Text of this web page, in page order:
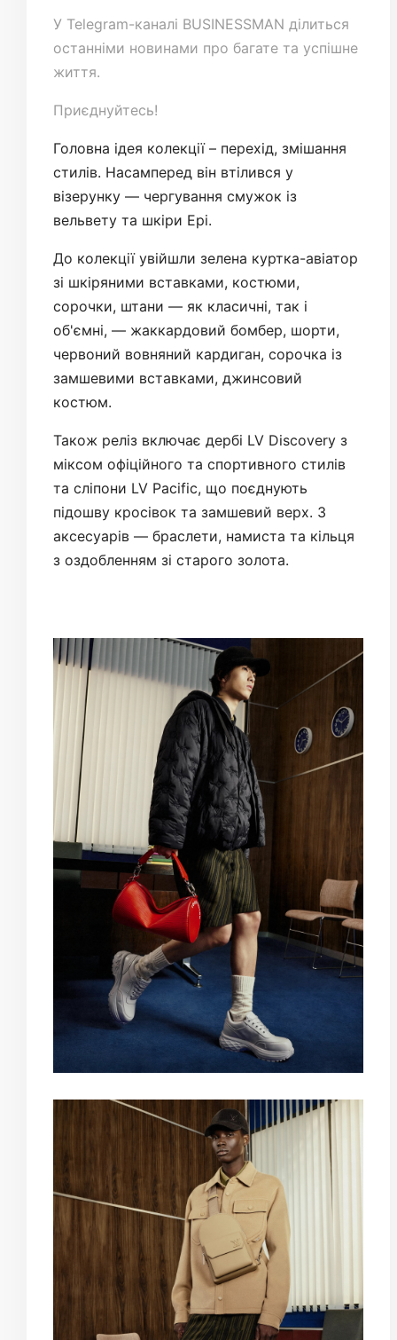
У Telegram-каналі BUSINESSMAN ділиться
останніми новинами про багате та успішне
життя.
Приєднуйтесь!
Головна ідея колекції – перехід, змішання
стилів. Насамперед він втілився у
візерунку — чергування смужок із
вельвету та шкіри Epi.
До колекції увійшли зелена куртка-авіатор
зі шкіряними вставками, костюми,
сорочки, штани — як класичні, так і
об'ємні, — жаккардовий бомбер, шорти,
червоний вовняний кардиган, сорочка із
замшевими вставками, джинсовий
костюм.
Також реліз включає дербі LV Discovery з
міксом офіційного та спортивного стилів
та сліпони LV Pacific, що поєднують
підошву кросівок та замшевий верх. З
аксесуарів — браслети, намиста та кільця
з оздобленням зі старого золота.